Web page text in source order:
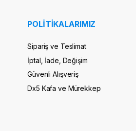
POLİTİKALARIMIZ
Sipariş ve Teslimat
İptal, İade, Değişim
Güvenli Alışveriş
Dx5 Kafa ve Mürekkep